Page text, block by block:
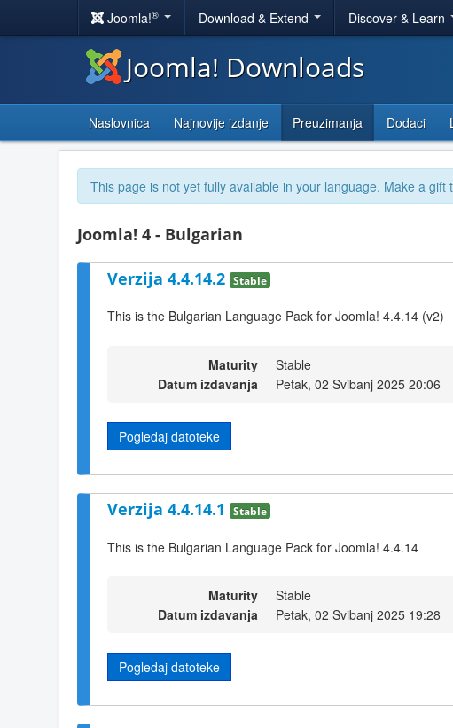
Joomla!® Download & Extend Discover & Learn
Joomla! Downloads
Naslovnica Najnovije izdanje Preuzimanja Dodaci
This page is not yet fully available in your language. Make a
Joomla! 4 - Bulgarian
Verzija 4.4.14.2 Stable
This is the Bulgarian Language Pack for Joomla! 4.4.14 (v2)
Maturity
Stable
Datum izdavanja
Petak, 02 Svibanj 2025 20:06
Pogledaj datoteke
Verzija 4.4.14.1 Stable
This is the Bulgarian Language Pack for Joomla! 4.4.14
Maturity
Stable
Datum izdavanja
Petak, 02 Svibanj 2025 19:28
Pogledaj datoteke